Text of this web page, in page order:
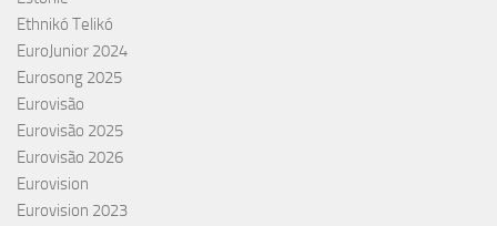
Ethnikó Telikó
EuroJunior 2024
Eurosong 2025
Eurovisão
Eurovisão 2025
Eurovisão 2026
Eurovision
Eurovision 2023